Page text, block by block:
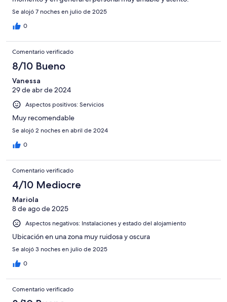
Repetiremos aquí seguro cuando volvamos.
Se alojó 7 noches en julio de 2025
0
Comentario verificado
8/10 Bueno
Vanessa
29 de abr de 2024
Aspectos positivos: Servicios
Muy recomendable
Se alojó 2 noches en abril de 2024
0
Comentario verificado
4/10 Mediocre
Mariola
8 de ago de 2025
Aspectos negativos: Instalaciones y estado del alojamiento
Ubicación en una zona muy ruidosa y oscura
Se alojó 3 noches en julio de 2025
0
Comentario verificado